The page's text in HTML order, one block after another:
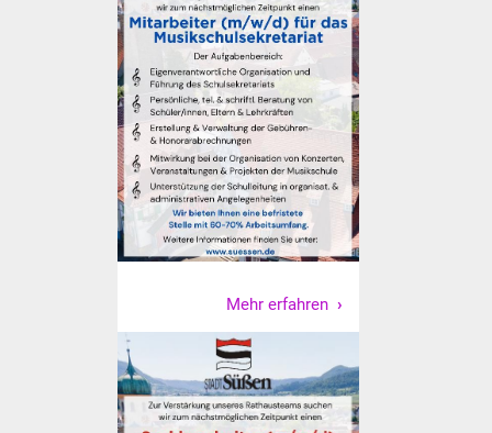
Volkshochschule
Soziale Einrichtungen
Kirchen
Lokale Agenda
Jugendhaus
Stadtwerke
Mehr erfahren